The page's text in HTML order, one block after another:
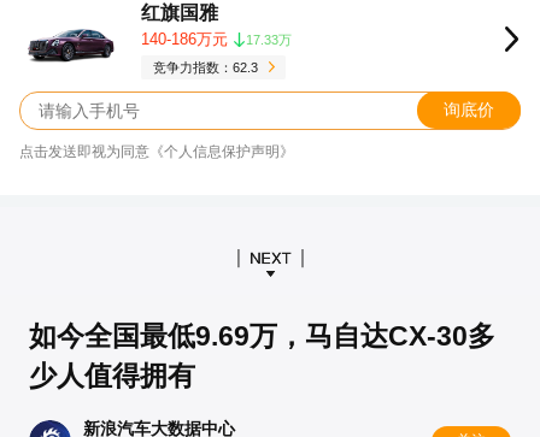
红旗国雅
140-186万元
17.33万
竞争力指数：62.3
询底价
点击发送即视为同意《个人信息保护声明》
如今全国最低9.69万，马自达CX-30多
少人值得拥有
新浪汽车大数据中心